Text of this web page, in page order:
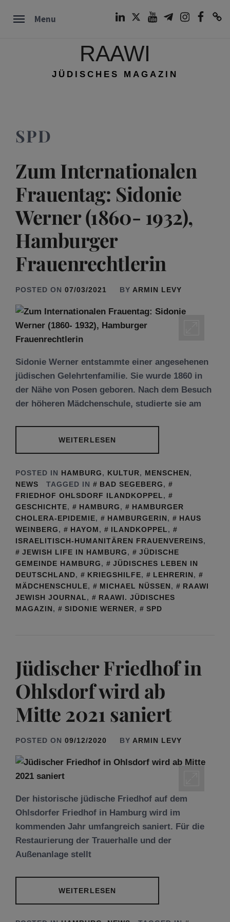
Menu
RAAWI
JÜDISCHES MAGAZIN
SPD
Zum Internationalen
Frauentag: Sidonie
Werner (1860- 1932),
Hamburger
Frauenrechtlerin
POSTED ON 07/03/2021 BY ARMIN LEVY
Sidonie Werner entstammte einer angesehenen
jüdischen Gelehrtenfamilie. Sie wurde 1860 in
der Nähe von Posen geboren. Nach dem Besuch
der höheren Mädchenschule, studierte sie am
WEITERLESEN
POSTED IN HAMBURG, KULTUR, MENSCHEN,
NEWS
TAGGED IN BAD SEGEBERG,
FRIEDHOF OHLSDORF ILANDKOPPEL,
GESCHICHTE, HAMBURG,
HAMBURGER
CHOLERA-EPIDEMIE, HAMBURGERIN,
HAUS
WEINBERG, HAYOM, ILANDKOPPEL,
ISRAELITISCH-HUMANITÄREN FRAUENVEREINS,
JEWISH LIFE IN HAMBURG,
JÜDISCHE
GEMEINDE HAMBURG,
JÜDISCHES LEBEN IN
DEUTSCHLAND, KRIEGSHILFE, LEHRERIN,
MÄDCHENSCHULE, MICHAEL NÜSSEN,
RAAWI
JEWISH JOURNAL,
RAAWI. JÜDISCHES
MAGAZIN, SIDONIE WERNER, SPD
Jüdischer Friedhof in
Ohlsdorf wird ab
Mitte 2021 saniert
POSTED ON 09/12/2020 BY ARMIN LEVY
Der historische jüdische Friedhof auf dem
Ohlsdorfer Friedhof in Hamburg wird im
kommenden Jahr umfangreich saniert. Für die
Restaurierung der Trauerhalle und der
Außenanlage stellt
WEITERLESEN